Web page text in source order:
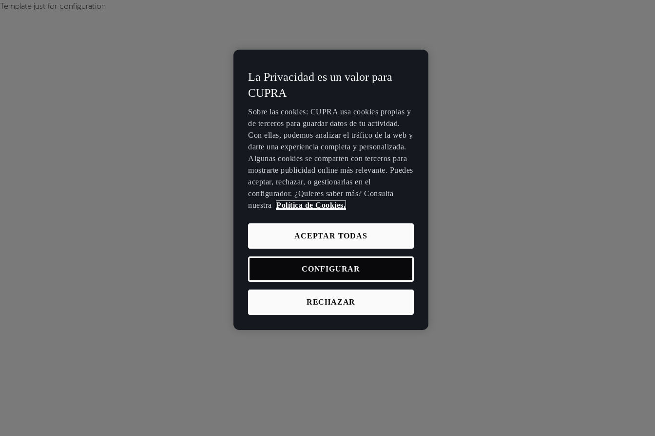
Template just for configuration
La Privacidad es un valor para
CUPRA
Sobre las cookies: CUPRA usa cookies propias y
de terceros para guardar datos de tu actividad.
Con ellas, podemos analizar el tráfico de la web y
darte una experiencia completa y personalizada.
Algunas cookies se comparten con terceros para
mostrarte publicidad online más relevante. Puedes
aceptar, rechazar, o gestionarlas en el
configurador. ¿Quieres saber más? Consulta
nuestra
Política de Cookies.
RECHAZAR
ACEPTAR TODAS
CONFIGURAR